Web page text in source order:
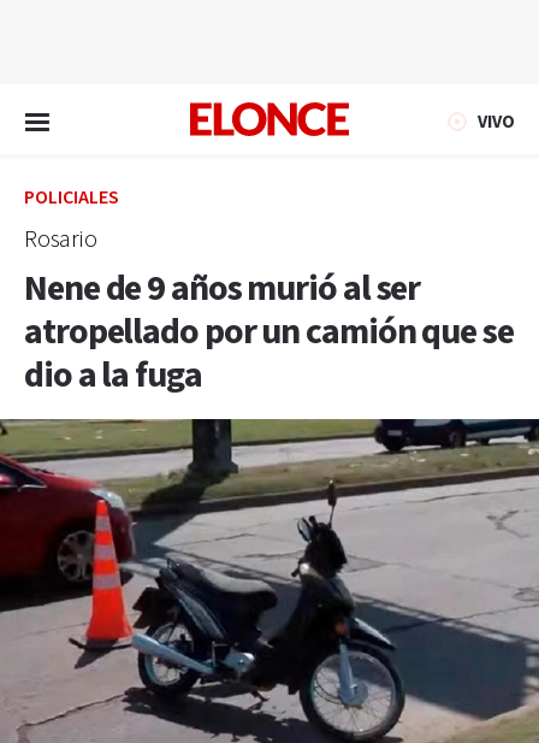
VIVO
POLICIALES
Rosario
Nene de 9 años murió al ser
atropellado por un camión que se
dio a la fuga